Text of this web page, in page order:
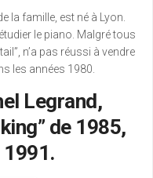
la famille, est né à Lyon.
le piano. Malgré tous
n’a pas réussi à vendre
les années 1980.
Legrand,
de 1985,
1991.